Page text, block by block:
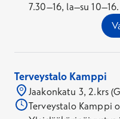
7.30–16, la–su 10–16.
Terveystalo Kamppi
Jaakonkatu 3, 2.krs
Terveystalo Kamppi